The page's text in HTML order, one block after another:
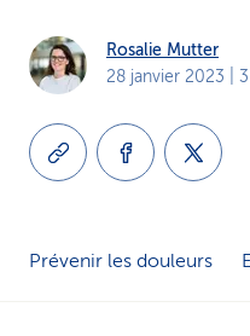
e
Rosalie Mutter
28 janvier 2023 |
Prévenir les douleurs